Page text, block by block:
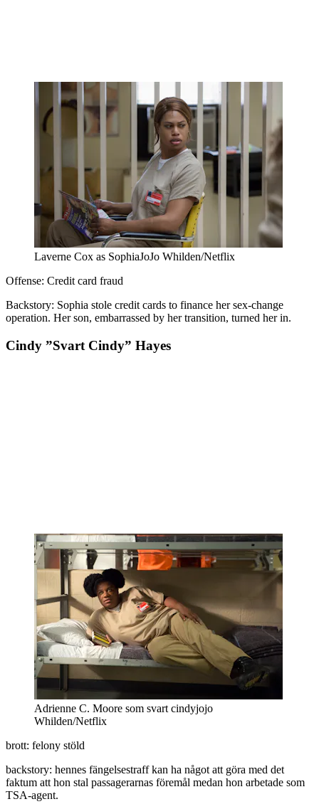
Laverne Cox as SophiaJoJo Whilden/Netflix
Offense: Credit card fraud
Backstory: Sophia stole credit cards to finance her sex-change
operation. Her son, embarrassed by her transition, turned her in.
Cindy ”Svart Cindy” Hayes
Adrienne C. Moore som svart cindyjojo
Whilden/Netflix
brott: felony stöld
backstory: hennes fängelsestraff kan ha något att göra med det
faktum att hon stal passagerarnas föremål medan hon arbetade som
TSA-agent.